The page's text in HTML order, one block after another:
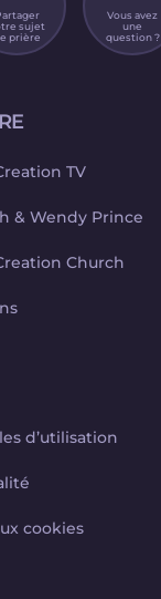
sujet
prière
Vous avez
une
question ?
TV
& Wendy Prince
Church
d’utilisation
cookies